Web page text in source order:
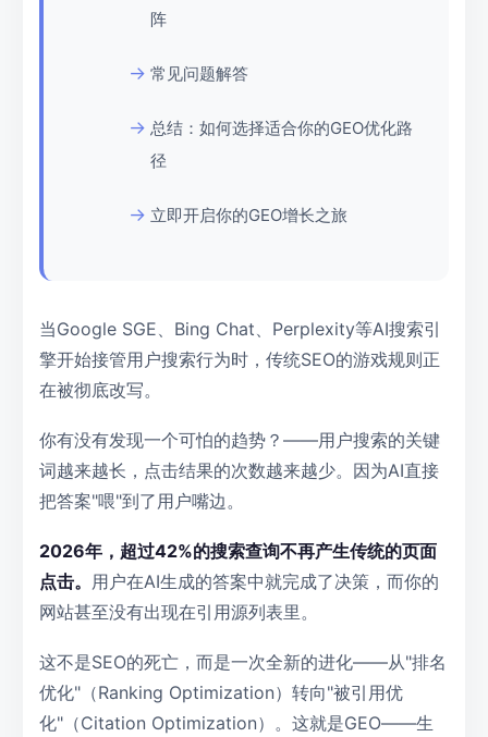
阵
常见问题解答
总结：如何选择适合你的GEO优化路
径
立即开启你的GEO增长之旅
当Google SGE、Bing Chat、Perplexity等AI搜索引
擎开始接管用户搜索行为时，传统SEO的游戏规则正
在被彻底改写。
你有没有发现一个可怕的趋势？——用户搜索的关键
词越来越长，点击结果的次数越来越少。因为AI直接
把答案"喂"到了用户嘴边。
2026年，超过42%的搜索查询不再产生传统的页面
点击。 用户在AI生成的答案中就完成了决策，而你的
网站甚至没有出现在引用源列表里。
这不是SEO的死亡，而是一次全新的进化——从"排名
优化"（Ranking Optimization）转向"被引用优
化"（Citation Optimization）。这就是GEO——生